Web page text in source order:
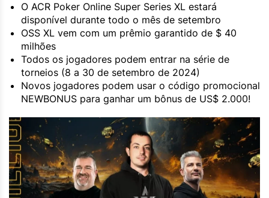
O ACR Poker Online Super Series XL estará
disponível durante todo o mês de setembro
OSS XL vem com um prêmio garantido de $ 40
milhões
Todos os jogadores podem entrar na série de
torneios (8 a 30 de setembro de 2024)
Novos jogadores podem usar o código promocional
NEWBONUS para ganhar um bônus de US$ 2.000!